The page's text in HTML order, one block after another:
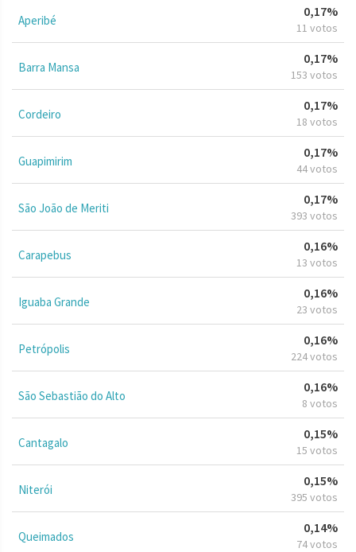
Aperibé
0,17%
11 votos
Barra Mansa
0,17%
153 votos
Cordeiro
0,17%
18 votos
Guapimirim
0,17%
44 votos
São João de Meriti
0,17%
393 votos
Carapebus
0,16%
13 votos
Iguaba Grande
0,16%
23 votos
Petrópolis
0,16%
224 votos
São Sebastião do Alto
0,16%
8 votos
Cantagalo
0,15%
15 votos
Niterói
0,15%
395 votos
Queimados
0,14%
74 votos